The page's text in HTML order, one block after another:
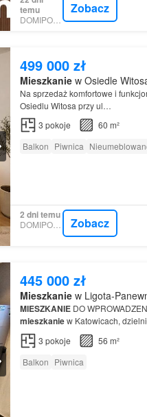
temu
DOMIPORTA
Zobacz
499 000 zł
Mieszkaniew Osiedle
Na sprzedaż komfortowe i
Osiedlu Witosa przy ul…
3 pokoje
60 m²
Balkon Piwnica
2 dni temu
DOMIPORTA Zobacz
445 000 zł
Mieszkaniew Ligota-
MIESZKANIEDO
mieszkaniew Katowicach,
3 pokoje
56 m²
Balkon Piwnica